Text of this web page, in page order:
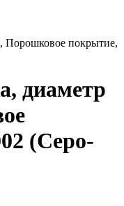
Порошковое покрытие,
диаметр
(Серо-